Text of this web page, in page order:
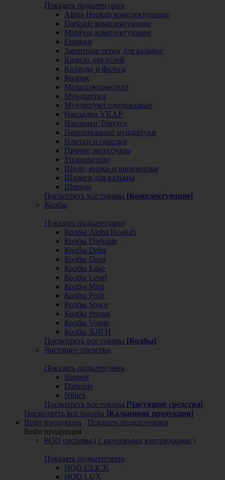
Показать подкатегории
Alpha Hookah комплектующие
Darkside комплектующие
MattPear комплектующие
Ершики
Защитные сетки для кальяна
Кадило для углей
Калауды и фольга
Колпак
Мелассоуловители
Мундштуки
Мундштуки одноразовые
Накладки YKAP
Накладки Тортуга
Персональные мундштуки
Плитки и горелки
Прочие аксессуары
Уплотнители
Шило, вилки и шиловилки
Шланги для кальяна
Щипцы
Посмотреть все товары [Комплектующие]
Колбы
Показать подкатегории
Колбы Alpha Hookah
Колбы Darkside
Колбы Delta
Колбы Drop
Колбы Edge
Колбы Level
Колбы Mini
Колбы Push
Колбы Space
Колбы Strong
Колбы Vogue
Колбы ХЛГН
Посмотреть все товары [Колбы]
Чистящие средства
Показать подкатегории
Bioneat
Darkside
Nilitex
Посмотреть все товары [Чистящие средства]
Посмотреть все товары [Кальянная продукция]
Вейп продукция
Показать подкатегории
Вейп продукция
POD системы ( с вкусовыми картриджами )
Показать подкатегории
HQD CLICK
HQD LUX